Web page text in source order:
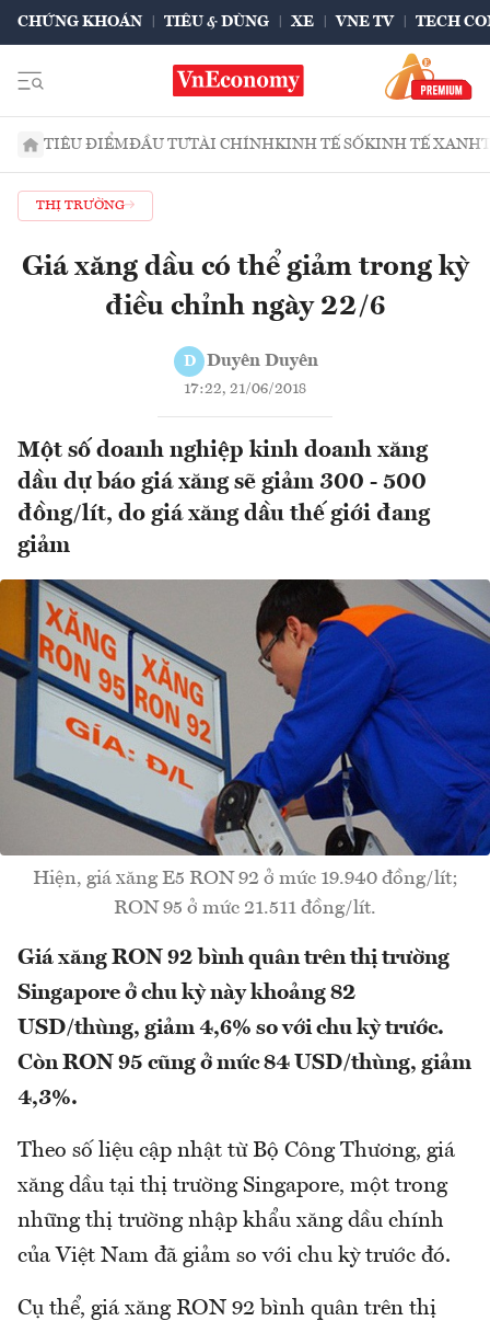
CHỨNG KHOÁN TIÊU & DÙNG XE VNE TV TECH
TIÊU ĐIỂMĐẦU TƯTÀI CHÍNHKINH TẾ SỐKINH TẾ XANH
THỊ TRƯỜNG
Giá xăng dầu có thể giảm trong kỳ
điều chỉnh ngày 22/6
D Duyên Duyên
17:22, 21/06/2018
Một số doanh nghiệp kinh doanh xăng
dầu dự báo giá xăng sẽ giảm 300 - 500
đồng/lít, do giá xăng dầu thế giới đang
giảm
Hiện, giá xăng E5 RON 92 ở mức 19.940 đồng/lít;
RON 95 ở mức 21.511 đồng/lít.
Giá xăng RON 92 bình quân trên thị trường
Singapore ở chu kỳ này khoảng 82
USD/thùng, giảm 4,6% so với chu kỳ trước.
Còn RON 95 cũng ở mức 84 USD/thùng, giảm
4,3%.
Theo số liệu cập nhật từ Bộ Công Thương, giá
xăng dầu tại thị trường Singapore, một trong
những thị trường nhập khẩu xăng dầu chính
của Việt Nam đã giảm so với chu kỳ trước đó.
Cụ thể, giá xăng RON 92 bình quân trên thị